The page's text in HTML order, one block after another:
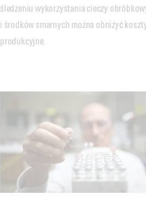
śledzeniu wykorzystania cieczy
i środków smarnych można obniżyć
produkcyjne.